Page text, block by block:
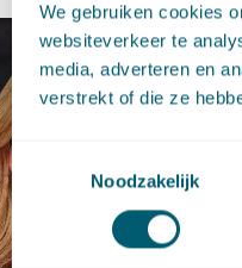
We gebruiken cookies
websiteverkeer te
media, adverteren en
verstrekt of die ze
Toestemmingsselectie
Noodzakelijk